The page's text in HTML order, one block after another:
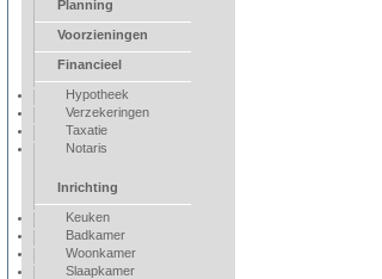
Planning
Voorzieningen
Financieel
Hypotheek
Verzekeringen
Taxatie
Notaris
Inrichting
Keuken
Badkamer
Woonkamer
Slaapkamer